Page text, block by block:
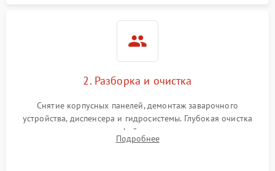
2. Разборка и очистка
Снятие корпусных панелей, демонтаж заварочного
устройства, диспенсера и гидросистемы. Глубокая очистка
внутренних узлов от кофейных масел, жмыха и накипи.
Промывка дренажных каналов и фильтров с использованием
Подробнее